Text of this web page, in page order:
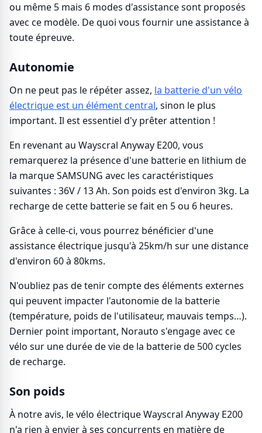
ou même 5 mais 6 modes d'assistance sont proposés
avec ce modèle. De quoi vous fournir une assistance à
toute épreuve.
Autonomie
On ne peut pas le répéter assez, la batterie d'un vélo
électrique est un élément central, sinon le plus
important. Il est essentiel d'y prêter attention !
En revenant au Wayscral Anyway E200, vous
remarquerez la présence d'une batterie en lithium de
la marque SAMSUNG avec les caractéristiques
suivantes : 36V / 13 Ah. Son poids est d'environ 3kg. La
recharge de cette batterie se fait en 5 ou 6 heures.
Grâce à celle-ci, vous pourrez bénéficier d'une
assistance électrique jusqu'à 25km/h sur une distance
d'environ 60 à 80kms.
N'oubliez pas de tenir compte des éléments externes
qui peuvent impacter l'autonomie de la batterie
(température, poids de l'utilisateur, mauvais temps…).
Dernier point important, Norauto s'engage avec ce
vélo sur une durée de vie de la batterie de 500 cycles
de recharge.
Son poids
À notre avis, le vélo électrique Wayscral Anyway E200
n'a rien à envier à ses concurrents en matière de